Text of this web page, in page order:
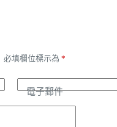
必填欄位標示為 *
電子郵件